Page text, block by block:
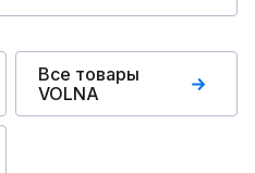
Все товары
VOLNA